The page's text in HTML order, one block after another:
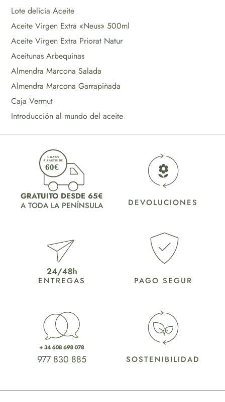
Lote delicia Aceite
Aceite Virgen Extra «Neus» 500ml
Aceite Virgen Extra Priorat Natur
Aceitunas Arbequinas
Almendra Marcona Salada
Almendra Marcona Garrapiñada
Caja Vermut
Introducción al mundo del aceite
GRATUITO DESDE 65€
A TODA LA PENÍNSULA
ENTREGAS
977 830 885
DEVOLUCIONES
PAGO SEGUR
SOSTENIBILIDAD